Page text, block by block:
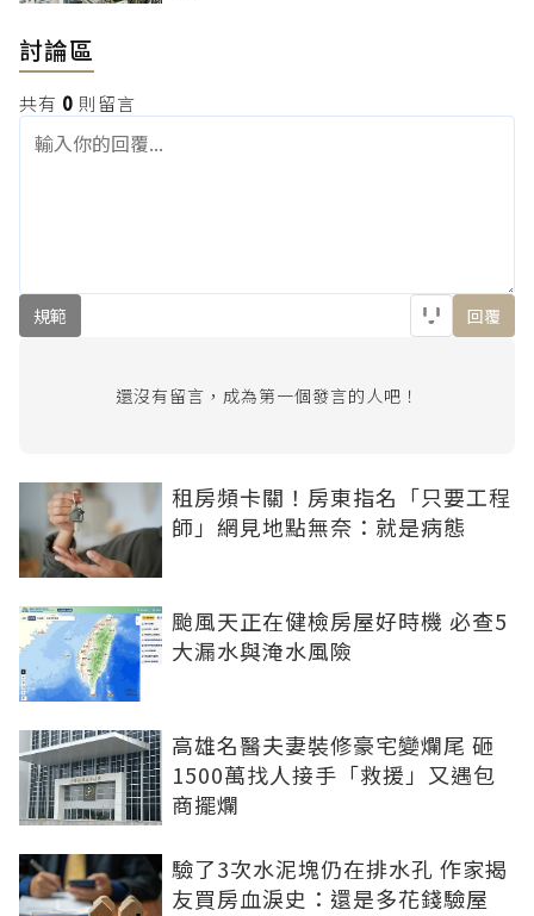
討論區
共有 0 則留言
規範 回覆
還沒有留言，成為第一個發言的人吧！
租房頻卡關！房東指名「只要工程
師」網見地點無奈：就是病態
颱風天正在健檢房屋好時機 必查5
大漏水與淹水風險
高雄名醫夫妻裝修豪宅變爛尾 砸
1500萬找人接手「救援」又遇包
商擺爛
驗了3次水泥塊仍在排水孔 作家揭
友買房血淚史：還是多花錢驗屋